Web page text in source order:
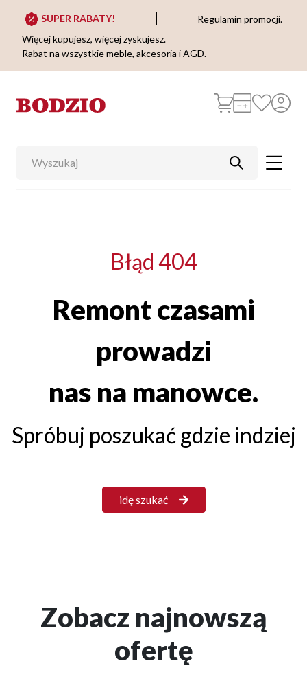
SUPER RABATY!
Regulamin promocji.
Więcej kupujesz, więcej zyskujesz.
Rabat na wszystkie meble, akcesoria i AGD.
Błąd 404
Remont czasami
prowadzi
nas na manowce.
Spróbuj poszukać gdzie indziej
idę szukać
Zobacz najnowszą
ofertę